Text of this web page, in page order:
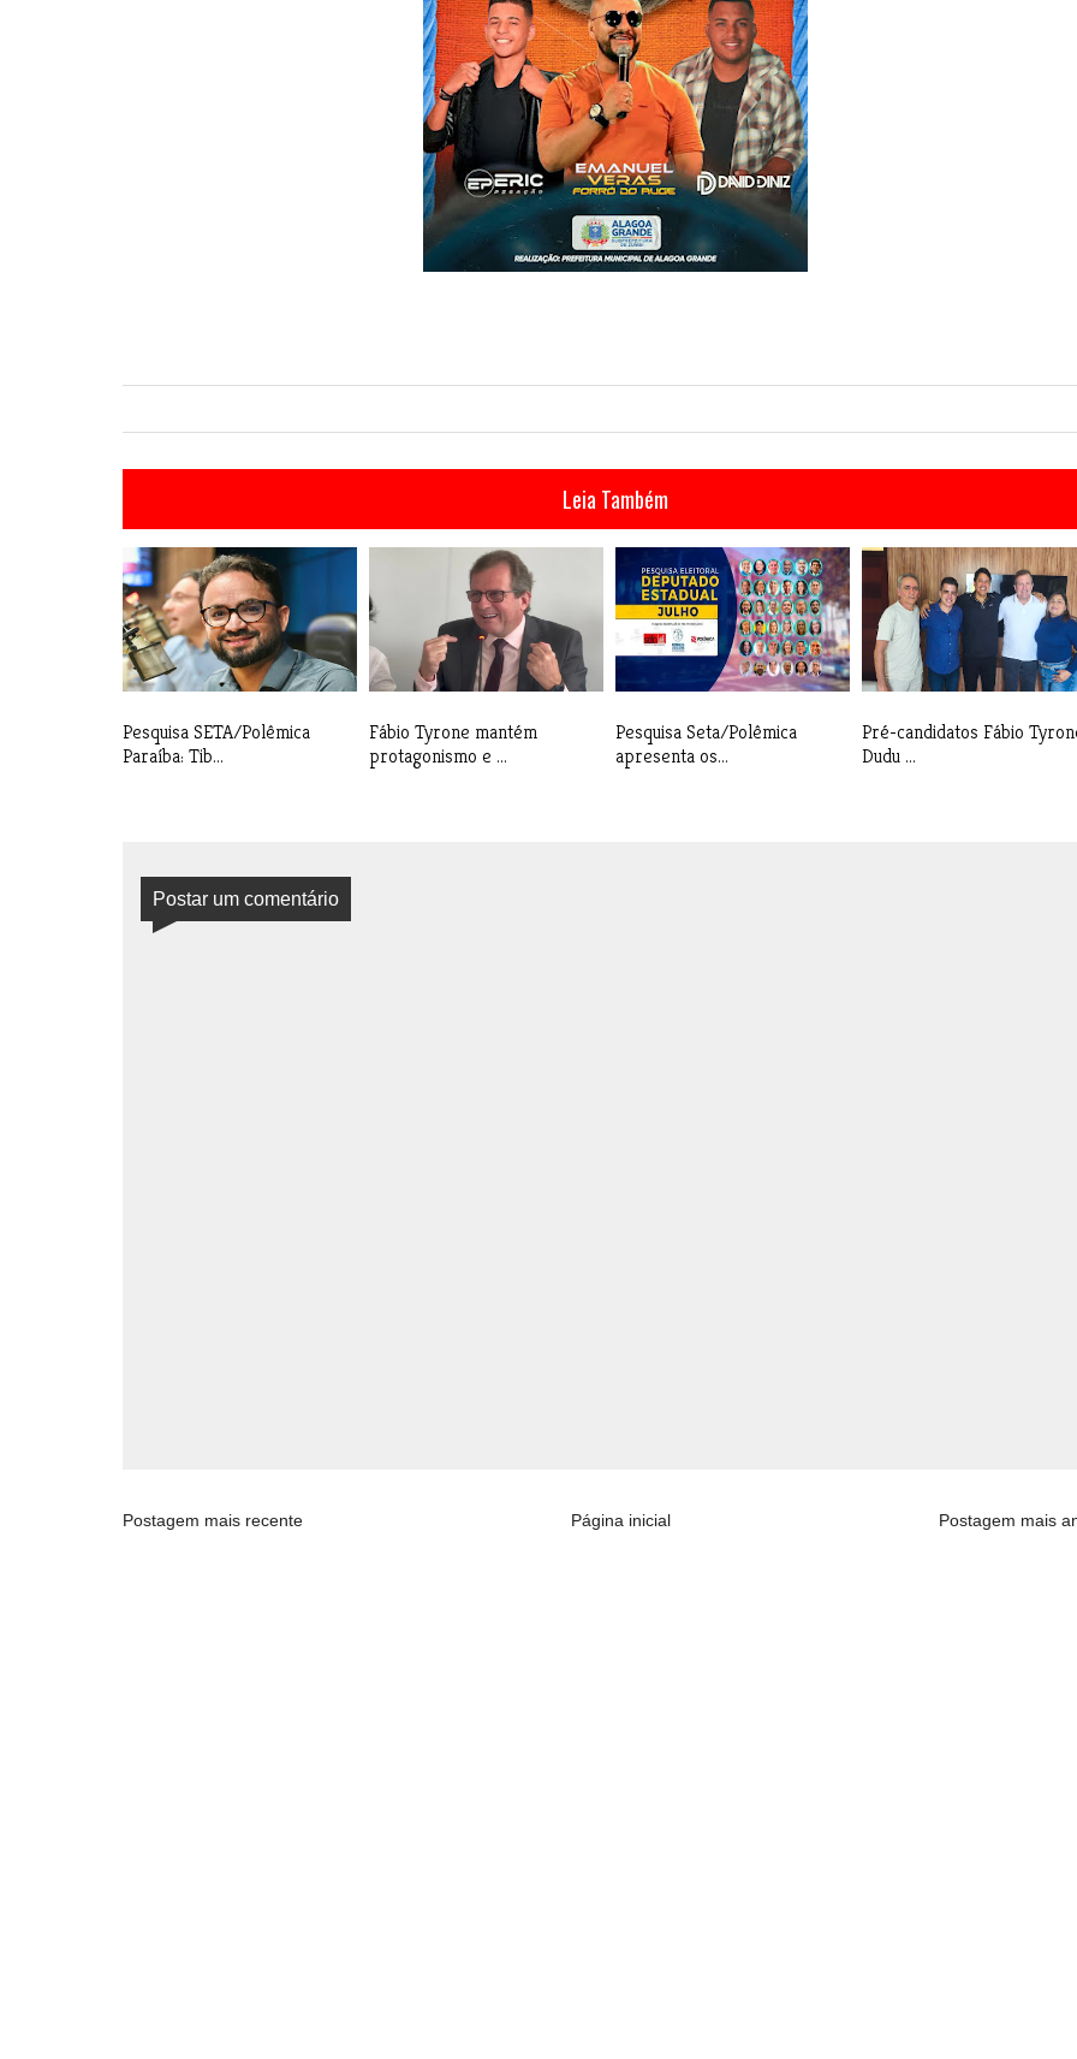
Leia Também
Pesquisa SETA/Polêmica
Paraíba: Tib...
Fábio Tyrone mantém
protagonismo e ...
Pesquisa Seta/Polêmica
apresenta os...
Pré-candidatos Fábio
Dudu ...
Postar um comentário
Postagem mais recente Postagem mais
Página inicial